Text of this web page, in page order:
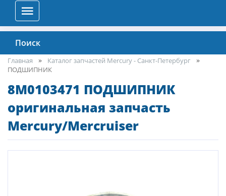
Поиск
Главная
Каталог запчастей Mercury - Санкт-Петербург
ПОДШИПНИК
8M0103471 ПОДШИПНИК
оригинальная запчасть
Mercury/Mercruiser